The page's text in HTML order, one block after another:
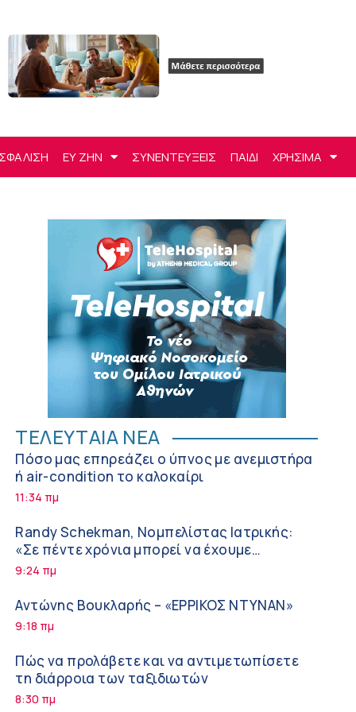
ΕΥ ΖΗΝ ΣΥΝΕΝΤΕΥΞΕΙΣ ΠΑΙΔΙ ΧΡΗΣΙΜΑ
ΤΕΛΕΥΤΑΙΑ ΝΕΑ
Πόσο μας επηρεάζει ο ύπνος με ανεμιστήρα
ή air-condition το καλοκαίρι
11:34 πμ
Randy Schekman, Νομπελίστας Ιατρικής:
«Σε πέντε χρόνια μπορεί να έχουμε
θεραπεία που αναστέλλει την εξέλιξη του
9:24 πμ
Αντώνης Βουκλαρής – «ΕΡΡΙΚΟΣ ΝΤΥΝΑΝ»
9:18 πμ
Πώς να προλάβετε και να αντιμετωπίσετε
τη διάρροια των ταξιδιωτών
8:30 πμ